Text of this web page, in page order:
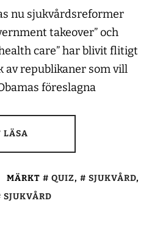
nu sjukvårdsreformer
takeover” och
care” har blivit flitigt
av republikaner som vill
föreslagna
LÄSA
MÄRKT QUIZ, SJUKVÅRD,
SJUKVÅRD